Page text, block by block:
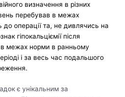
визначення в різних
перебував в межах
до операції та, не дивлячись на
гіпокальціємії після
в межах норми в ранньому
і за весь час подальшого
є унікальним за